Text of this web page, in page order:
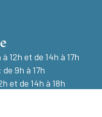
12h et de 14h à 17h
9h à 17h
et de 14h à 18h